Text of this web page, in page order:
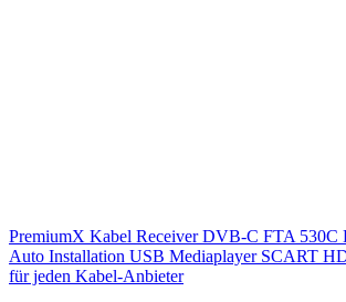
PremiumX Kabel Receiver DVB-C FTA
Auto Installation USB Mediaplayer SCART
für jeden Kabel-Anbieter